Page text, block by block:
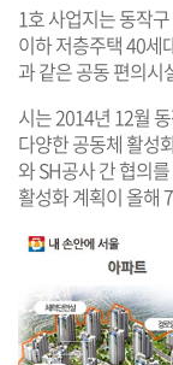
1호 사업지는 동작
이하 저층주택 40세
과 같은 공동 편의시
시는 2014년 12월
다양한 공동체 활성
와 SH공사 간 협의
활성화 계획이 올해